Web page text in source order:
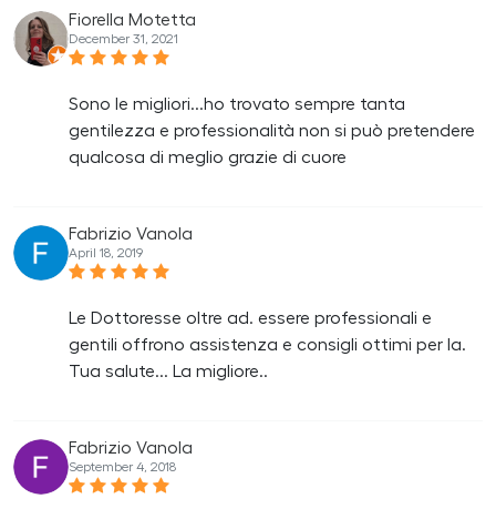
Fiorella Motetta
December 31, 2021
Sono le migliori...ho trovato sempre tanta
gentilezza e professionalità non si può pretendere
qualcosa di meglio grazie di cuore
Fabrizio Vanola
April 18, 2019
Le Dottoresse oltre ad. essere professionali e
gentili offrono assistenza e consigli ottimi per la.
Tua salute... La migliore..
Fabrizio Vanola
September 4, 2018